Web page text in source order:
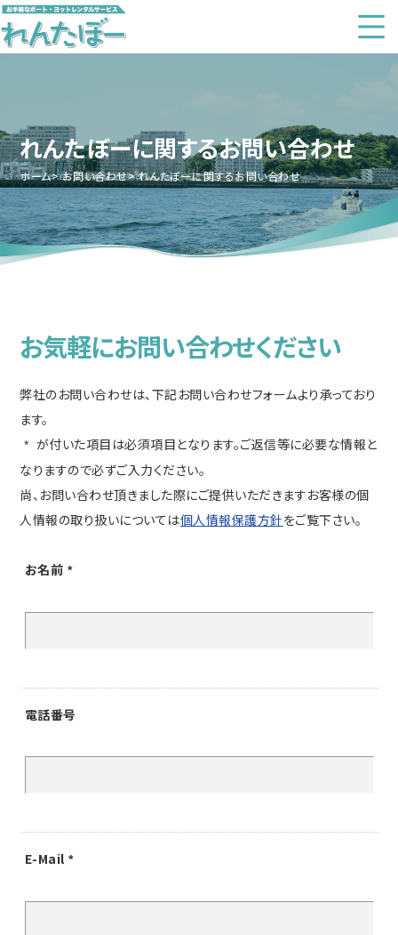
れんたぼーに関するお問い合わせ
ホーム お問い合わせ れんたぼーに関するお問い合わせ
お気軽にお問い合わせください
弊社のお問い合わせは、下記お問い合わせフォームより承っており
ます。
* が付いた項目は必須項目となります。ご返信等に必要な情報と
なりますので必ずご入力ください。
尚、お問い合わせ頂きました際にご提供いただきますお客様の個
人情報の取り扱いについては個人情報保護方針をご覧下さい。
お名前 *
電話番号
E-Mail *